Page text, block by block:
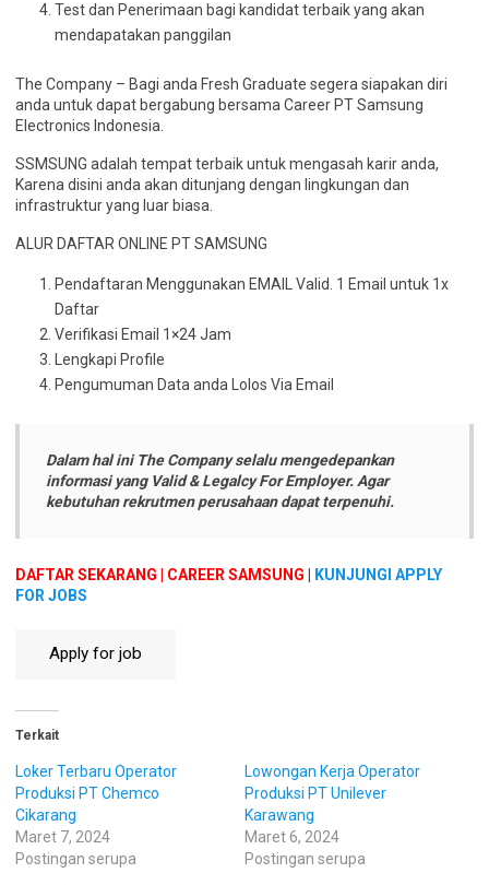
Test dan Penerimaan bagi kandidat terbaik yang akan
mendapatakan panggilan
The Company – Bagi anda Fresh Graduate segera siapakan diri
anda untuk dapat bergabung bersama Career PT Samsung
Electronics Indonesia.
SSMSUNG adalah tempat terbaik untuk mengasah karir anda,
Karena disini anda akan ditunjang dengan lingkungan dan
infrastruktur yang luar biasa.
ALUR DAFTAR ONLINE PT SAMSUNG
Pendaftaran Menggunakan EMAIL Valid. 1 Email untuk 1x
Daftar
Verifikasi Email 1×24 Jam
Lengkapi Profile
Pengumuman Data anda Lolos Via Email
Dalam hal ini The Company selalu mengedepankan
informasi yang Valid & Legalcy For Employer. Agar
kebutuhan rekrutmen perusahaan dapat terpenuhi.
DAFTAR SEKARANG | CAREER SAMSUNG
KUNJUNGI APPLY
FOR JOBS
Terkait
Loker Terbaru Operator
Produksi PT Chemco
Cikarang
Maret 7, 2024
Postingan serupa
Lowongan Kerja Operator
Produksi PT Unilever
Karawang
Maret 6, 2024
Postingan serupa